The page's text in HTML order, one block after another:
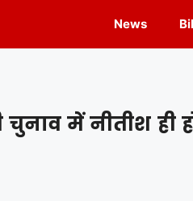
News
में नीतीश ही